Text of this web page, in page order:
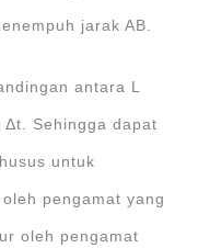
jarak AB.
antara L
Δt. Sehingga dapat
untuk
pengamat yang
oleh pengamat